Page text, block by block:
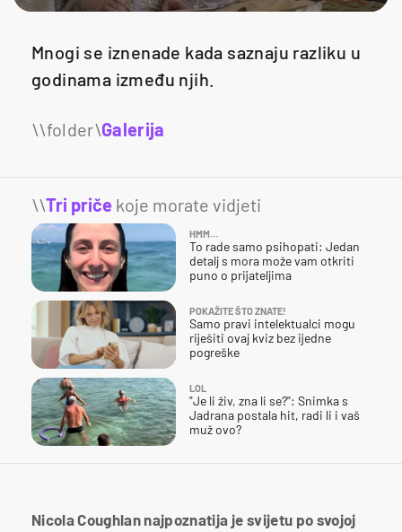
Mnogi se iznenade kada saznaju razliku u
godinama između njih.
Galerija
\\Tri priče koje morate vidjeti
HMM…
To rade samo psihopati: Jedan
detalj s mora može vam otkriti
puno o prijateljima
POKAŽITE ŠTO ZNATE!
Samo pravi intelektualci mogu
riješiti ovaj kviz bez ijedne
pogreške
LOL
"Je li živ, zna li se?": Snimka s
Jadrana postala hit, radi li i vaš
muž ovo?
Nicola Coughlan najpoznatija je svijetu po svojoj